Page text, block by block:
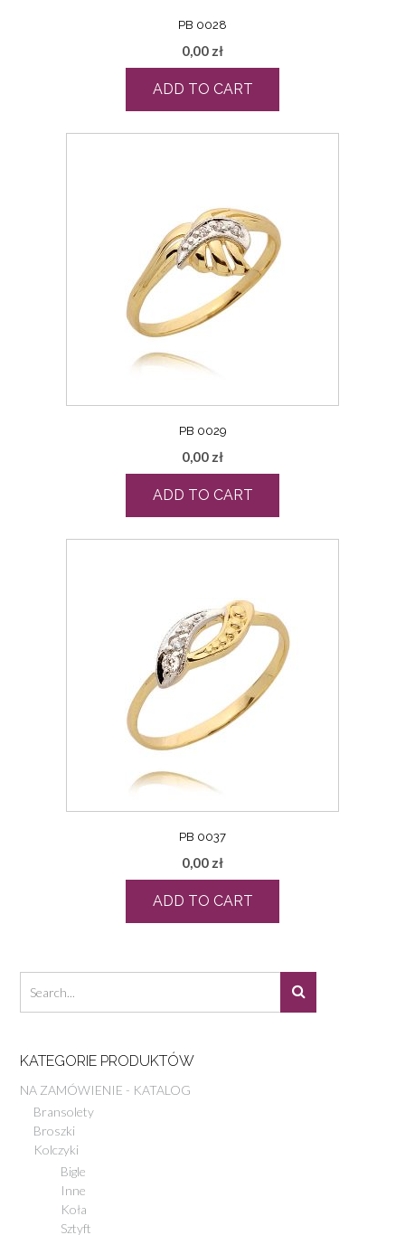
PB 0028
0,00 zł
ADD TO CART
PB 0029
0,00 zł
ADD TO CART
PB 0037
0,00 zł
ADD TO CART
KATEGORIE PRODUKTÓW
NA ZAMÓWIENIE - KATALOG
Bransolety
Broszki
Kolczyki
Bigle
Inne
Koła
Sztyft